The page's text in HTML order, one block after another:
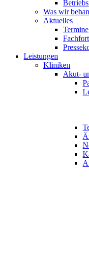
Was wir
Aktuelles
Termine
Leistungen
Kliniken
Akut-